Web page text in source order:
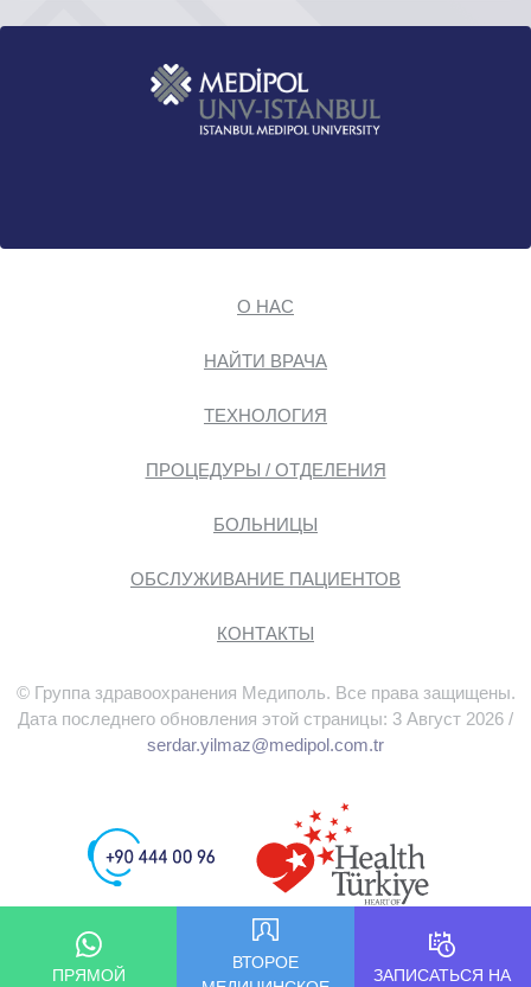
О НАС
НАЙТИ ВРАЧА
ТЕХНОЛОГИЯ
ПРОЦЕДУРЫ / ОТДЕЛЕНИЯ
БОЛЬНИЦЫ
ОБСЛУЖИВАНИЕ ПАЦИЕНТОВ
КОНТАКТЫ
© Группа здравоохранения Медиполь. Все права защищены.
Дата последнего обновления этой страницы: 3 Август 2026 /
serdar.yilmaz@medipol.com.tr
ПРЯМОЙ
ВТОРОЕ
ЗАПИСАТЬСЯ НА